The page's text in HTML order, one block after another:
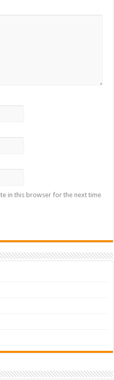
in this browser for the next time